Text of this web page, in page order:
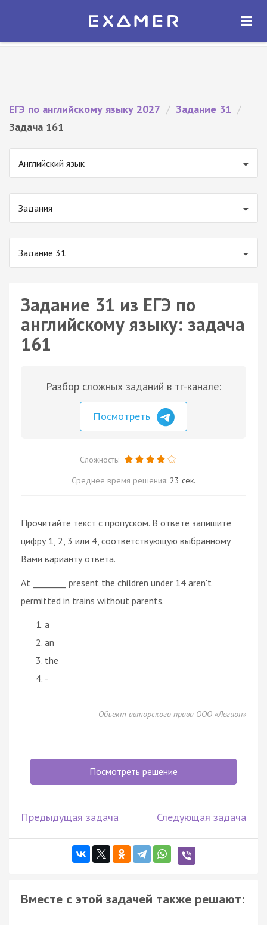
Экзамер — ЕГЭ 2027
ОТКРЫТЬ
ЕГЭ по английскому языку 2027 / Задание 31 /
Задача 161
Английский язык
Задания
Задание 31
Задание 31 из ЕГЭ по
английскому языку: задача
161
Разбор сложных заданий в тг-канале:
Посмотреть
Сложность:
Среднее время решения: 23 сек.
Прочитайте текст с пропуском. В ответе запишите
цифру 1, 2, 3 или 4, соответствующую выбранному
Вами варианту ответа.
At ________ present the children under 14 aren't
permitted in trains without parents.
a
an
the
-
Объект авторского права ООО «Легион»
Посмотреть решение
Предыдущая задача Следующая задача
Вместе с этой задачей также решают: